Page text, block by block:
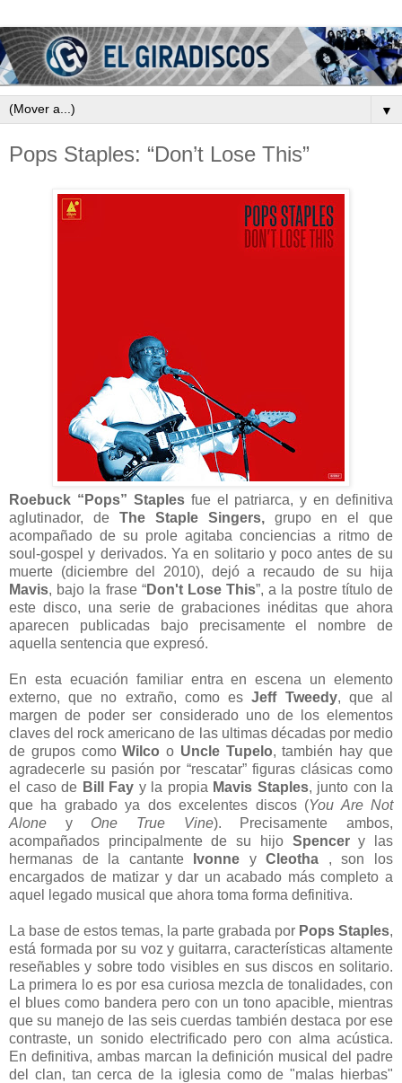
▼
Pops Staples: “Don’t Lose This”
Roebuck “Pops” Staplesfue el patriarca, y en definitiva
aglutinador, de The Staple Singers, grupo en el que
acompañado de su prole agitaba conciencias a ritmo de
soul-gospel y derivados. Ya en solitario y poco antes de su
muerte (diciembre del 2010), dejó a recaudo de su hija
Mavis, bajo la frase “Don't Lose This”, a la postre título de
este disco, una serie de grabaciones inéditas que ahora
aparecen publicadas bajo precisamente el nombre de
aquella sentencia que expresó.
En esta ecuación familiar entra en escena un elemento
externo, que no extraño, como esJeff Tweedy, que al
margen de poder ser considerado uno de los elementos
claves del rock americano de las ultimas décadas por medio
de grupos comoWilcoo Uncle Tupelo, también hay que
agradecerle su pasión por “rescatar” figuras clásicas como
el caso de Bill Fay y la propia Mavis Staples, junto con la
que ha grabado ya dos excelentes discos (You Are Not
Alone y One True Vine). Precisamente ambos,
acompañados principalmente de su hijo Spencery las
hermanas de la cantante
Ivonne yCleotha , son los
encargados de matizar y dar un acabado más completo a
aquel legado musical que ahora toma forma definitiva.
La base de estos temas, la parte grabada por Pops Staples,
está formada por su voz y guitarra, características altamente
reseñables y sobre todo visibles en sus discos en solitario.
La primera lo es por esa curiosa mezcla de tonalidades, con
el blues como bandera pero con un tono apacible, mientras
que su manejo de las seis cuerdas también destaca por ese
contraste, un sonido electrificado pero con alma acústica.
En definitiva, ambas marcan la definición musical del padre
del clan, tan cerca de la iglesia como de "malas hierbas"